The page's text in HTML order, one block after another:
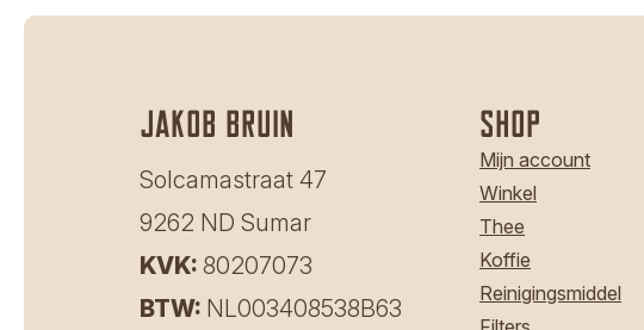
Jakob bruin
Solcamastraat 47
9262 ND Sumar
KVK: 80207073
BTW: NL003408538B63
Shop
Mijn account
Winkel
Thee
Koffie
Reinigingsmiddel